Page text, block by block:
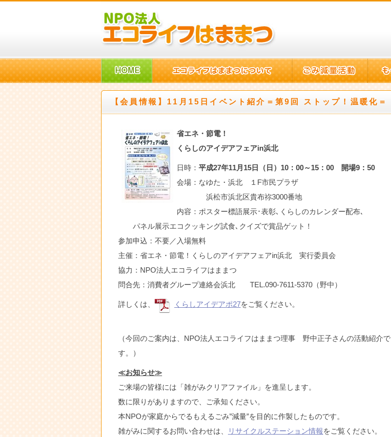
【会員情報】11月15日イベント紹介＝第9回 ストップ！温暖化＝
省エネ・節電！
くらしのアイデアフェアin浜北
日時： 平成27年11月15日（日）10：00～15：00 開場9：50
会場：なゆた・浜北 １F市民プラザ
浜松市浜北区貴布祢3000番地
内容：ポスター標語展示･表彰､くらしのカレンダー配布､
パネル展示エコクッキング試食､クイズで賞品ゲット！
参加申込：不要／入場無料
主催：省エネ・節電！くらしのアイデアフェアin浜北 実行委員会
協力：NPO法人エコライフはままつ
問合先：消費者グループ連絡会浜北 TEL.090-7611-5370（野中）
詳しくは、 くらしアイデアポ27をご覧ください。
（今回のご案内は、NPO法人エコライフはままつ理事 野中正子さんの活動紹介で
す。）
≪お知らせ≫
ご来場の皆様には「雑がみクリアファイル」を進呈します。
数に限りがありますので、ご承知ください。
本NPOが家庭からでるもえるごみ”減量”を目的に作製したものです。
雑がみに関するお問い合わせは、
リサイクルステーション情報をご覧ください。